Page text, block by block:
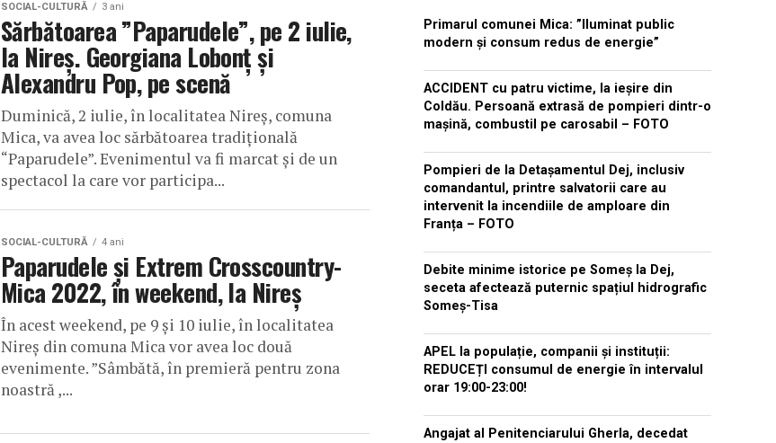
SOCIAL-CULTURĂ 3 ani
Sărbătoarea ”Paparudele”, pe 2 iulie,
la Nireș. Georgiana Lobonț și
Alexandru Pop, pe scenă
Duminică, 2 iulie, în localitatea Nireș, comuna
Mica, va avea loc sărbătoarea tradițională
“Paparudele”. Evenimentul va fi marcat și de un
spectacol la care vor participa...
SOCIAL-CULTURĂ 4 ani
Paparudele și Extrem Crosscountry-
Mica 2022, în weekend, la Nireș
În acest weekend, pe 9 și 10 iulie, în localitatea
Nireș din comuna Mica vor avea loc două
evenimente. ”Sâmbătă, în premieră pentru zona
noastră ,...
Primarul comunei Mica: ”Iluminat public
modern și consum redus de energie”
ACCIDENT cu patru victime, la ieșire din
Coldău. Persoană extrasă de pompieri dintr-o
mașină, combustil pe carosabil – FOTO
Pompieri de la Detașamentul Dej, inclusiv
comandantul, printre salvatorii care au
intervenit la incendiile de amploare din
Franța – FOTO
Debite minime istorice pe Someș la Dej,
seceta afectează puternic spațiul hidrografic
Someș-Tisa
APEL la populație, companii și instituții:
REDUCEȚI consumul de energie în intervalul
orar 19:00-23:00!
Angajat al Penitenciarului Gherla, decedat